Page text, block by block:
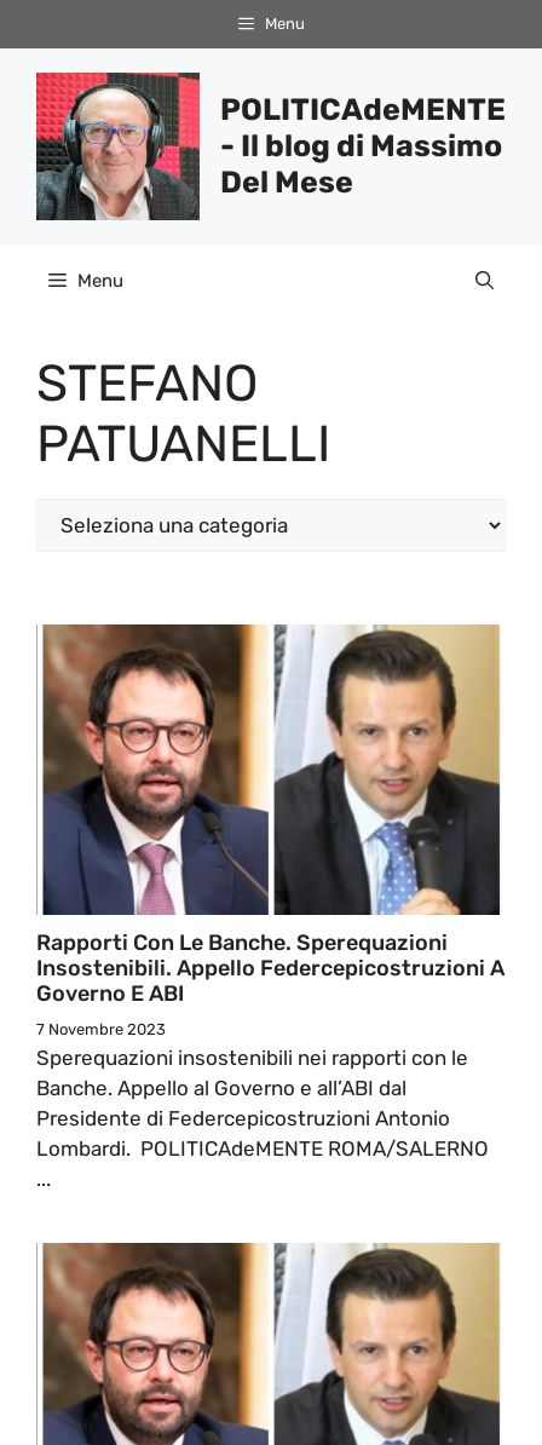
al
contenuto
Menu
POLITICAdeMENTE
- Il blog di Massimo
Del Mese
Menu
STEFANO
PATUANELLI
Categorie
Rapporti Con Le Banche. Sperequazioni
Insostenibili. Appello Federcepicostruzioni A
Governo E ABI
7 Novembre 2023
Sperequazioni insostenibili nei rapporti con le
Banche. Appello al Governo e all’ABI dal
Presidente di Federcepicostruzioni Antonio
Lombardi. POLITICAdeMENTE ROMA/SALERNO
...